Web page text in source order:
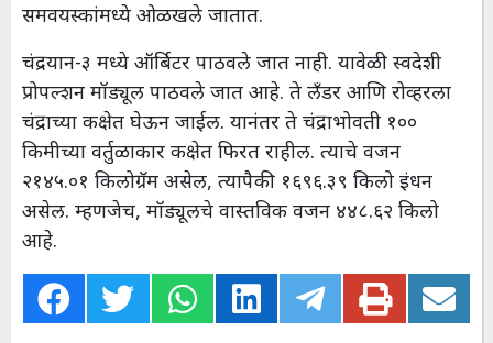
समवयस्कांमध्ये ओळखले जातात.
चंद्रयान-३ मध्ये ऑर्बिटर पाठवले जात नाही. यावेळी स्वदेशी
प्रोपल्शन मॉड्यूल पाठवले जात आहे. ते लँडर आणि रोव्हरला
चंद्राच्या कक्षेत घेऊन जाईल. यानंतर ते चंद्राभोवती १००
किमीच्या वर्तुळाकार कक्षेत फिरत राहील. त्याचे वजन
२१४५.०१ किलोग्रॅम असेल, त्यापैकी १६९६.३९ किलो इंधन
असेल. म्हणजेच, मॉड्यूलचे वास्तविक वजन ४४८.६२ किलो
आहे.